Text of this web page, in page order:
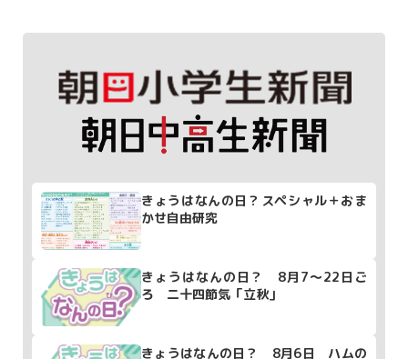
きょうはなんの日？スペシャル＋おま
かせ自由研究
きょうはなんの日？ 8月7～22日ご
ろ 二十四節気「立秋」
きょうはなんの日？ 8月6日 ハムの